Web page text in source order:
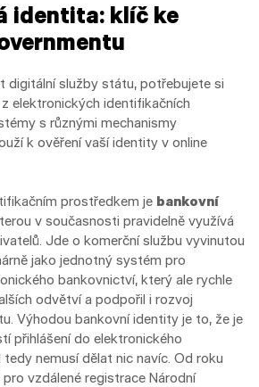
identita: klíč ke
digitální služby státu, potřebujete si
elektronických identifikačních
s různými mechanismy
k ověření vaší identity v online
prostředkem je bankovní
v současnosti pravidelně využívá
Jde o komerční službu vyvinutou
jako jednotný systém pro
bankovnictví, který ale rychle
odvětví a podpořil i rozvoj
Výhodou bankovní identity je to, že je
přihlášení do elektronického
nemusí dělat nic navíc. Od roku
vzdálené registrace Národní